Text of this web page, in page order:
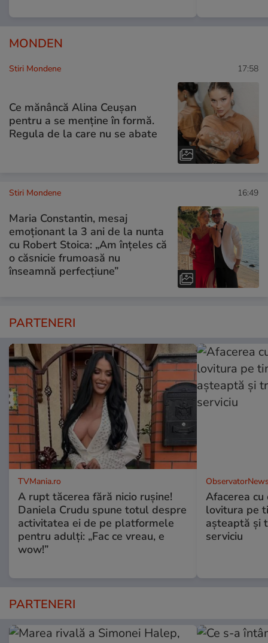
MONDEN
Stiri Mondene 17:58
Ce mănâncă Alina Ceușan
pentru a se menține în formă.
Regula de la care nu se abate
Stiri Mondene 16:49
Maria Constantin, mesaj
emoționant la 3 ani de la nunta
cu Robert Stoica: „Am înțeles că
o căsnicie frumoasă nu
înseamnă perfecțiune”
PARTENERI
TVMania.ro
A rupt tăcerea fără nicio rușine!
Daniela Crudu spune totul despre
activitatea ei de pe platformele
pentru adulți: „Fac ce vreau, e
wow!”
Afacerea
lovitura pe
aşteaptă şi
serviciu
PARTENERI